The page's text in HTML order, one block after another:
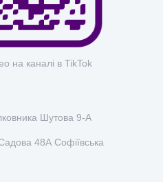
на каналі в TikTok
Шутова 9-А
48А Софіївська